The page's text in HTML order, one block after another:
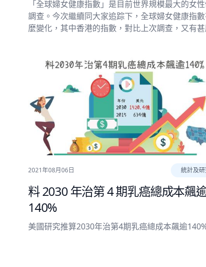
「全球婦女健康指數」是目前世界規模最大的女
調查。今次繼續同大家追踪下，全球婦女健康指
麼變化，其中香港的指數，對比上次調查，又有甚
2021年08月06日 統計及
料 2030 年治第 4 期乳癌總成本飆
140%
美國研究推算2030年治第4期乳癌總成本飆逾